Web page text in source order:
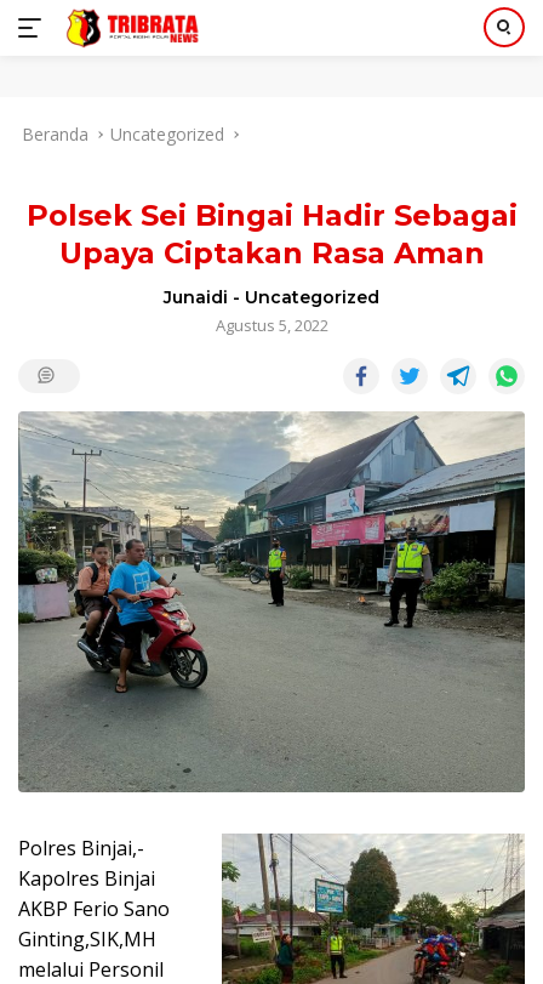
Beranda Uncategorized
Polsek Sei Bingai Hadir Sebagai
Upaya Ciptakan Rasa Aman
Junaidi - Uncategorized
Agustus 5, 2022
Polres Binjai,-
Kapolres Binjai
AKBP Ferio Sano
Ginting,SIK,MH
melalui Personil